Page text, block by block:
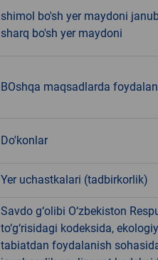
shimol bo'sh yer maydoni
sharq bo'sh yer maydoni
BOshqa maqsadlarda
Do'konlar
Yer uchastkalari (tadbirkorlik)
Savdo g‘olibi O‘zbekiston
to‘g‘risidagi kodeksida,
tabiatdan foydalanish